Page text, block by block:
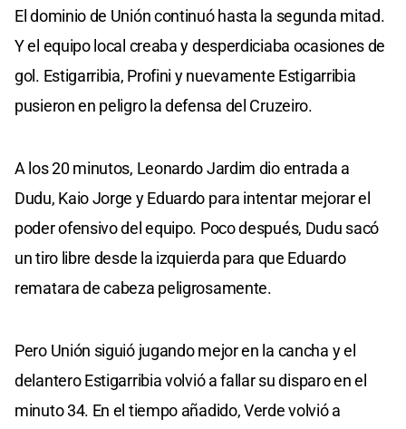
El dominio de Unión continuó hasta la segunda mitad.
Y el equipo local creaba y desperdiciaba ocasiones de
gol. Estigarribia, Profini y nuevamente Estigarribia
pusieron en peligro la defensa del Cruzeiro.
A los 20 minutos, Leonardo Jardim dio entrada a
Dudu, Kaio Jorge y Eduardo para intentar mejorar el
poder ofensivo del equipo. Poco después, Dudu sacó
un tiro libre desde la izquierda para que Eduardo
rematara de cabeza peligrosamente.
Pero Unión siguió jugando mejor en la cancha y el
delantero Estigarribia volvió a fallar su disparo en el
minuto 34. En el tiempo añadido, Verde volvió a